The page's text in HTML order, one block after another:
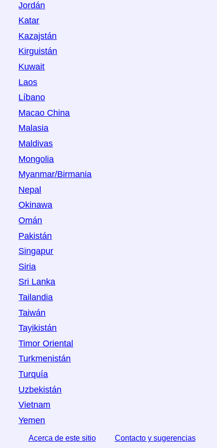
Jordán
Katar
Kazajstán
Kirguistán
Kuwait
Laos
Líbano
Macao China
Malasia
Maldivas
Mongolia
Myanmar/Birmania
Nepal
Okinawa
Omán
Pakistán
Singapur
Siria
Sri Lanka
Tailandia
Taiwán
Tayikistán
Timor Oriental
Turkmenistán
Turquía
Uzbekistán
Vietnam
Yemen
Acerca de este sitio Contacto y sugerencias